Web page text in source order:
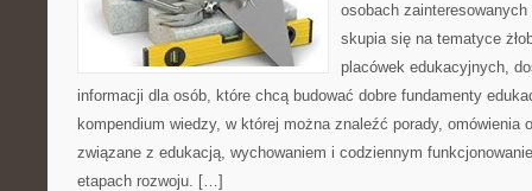
osobach
skupia się na tematyce
placówek edukacyjnych,
informacji dla osób, które chcą budować dobre fundamenty
kompendium wiedzy, w której można znaleźć porady, omówienia
związane z edukacją, wychowaniem i codziennym
etapach rozwoju. […]